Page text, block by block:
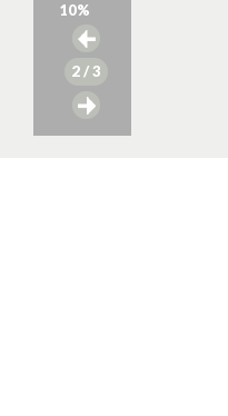
10%
2/ 3